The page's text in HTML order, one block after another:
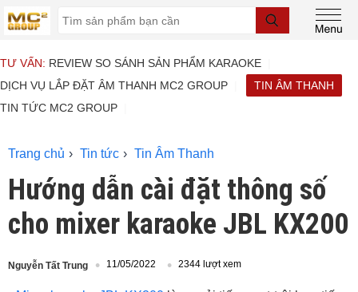
TƯ VẤN: REVIEW SO SÁNH SẢN PHẨM KARAOKE
DỊCH VỤ LẮP ĐẶT ÂM THANH MC2 GROUP
TIN ÂM THANH
TIN TỨC MC2 GROUP
Trang chủ Tin tức Tin Âm Thanh
Hướng dẫn cài đặt thông số
cho mixer karaoke JBL KX200
Nguyễn Tất Trung 11/05/2022 2344 lượt xem